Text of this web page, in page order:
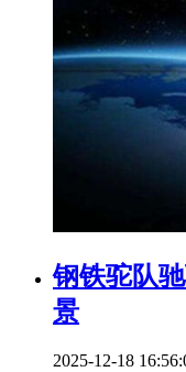
钢铁驼队
景
2025-12-18